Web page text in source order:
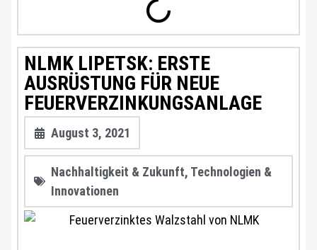
NLMK LIPETSK: ERSTE
AUSRÜSTUNG FÜR NEUE
FEUERVERZINKUNGSANLAGE
August 3, 2021
Nachhaltigkeit & Zukunft, Technologien &
Innovationen